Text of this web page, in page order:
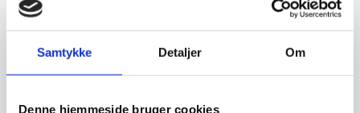
Samtykke Detaljer Om
Denne hjemmeside bruger cookies
Ønsker du at få dine varer finansieret har vi
både eget finansieringsselskab samt eksterne